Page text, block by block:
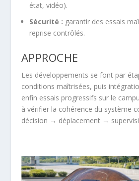
état, vidéo).
Sécurité : garantir des essais
reprise contrôlés.
APPROCHE
Les développements se font par
conditions maîtrisées, puis
enfin essais progressifs sur le
à vérifier la cohérence du système
décision → déplacement →